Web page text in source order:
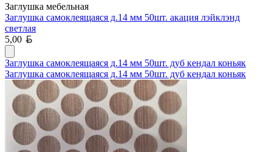
Заглушка мебельная
Заглушка самоклеящаяся д.14 мм 50шт. акация лэйклэнд
светлая
5,00
Заглушка самоклеящаяся д.14 мм 50шт. дуб кендал коньяк
Заглушка самоклеящаяся д.14 мм 50шт. дуб кендал коньяк